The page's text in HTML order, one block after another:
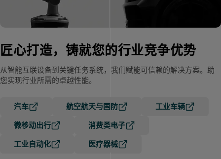
匠心打造，铸就您的行业竞争优势
从智能互联设备到关键任务系统，我们赋能可信赖的解决方案。助
您实现行业所需的卓越性能。
汽车 航空航天与国防
工业车辆
微移动出行
消费类电子
工业自动化
医疗器械